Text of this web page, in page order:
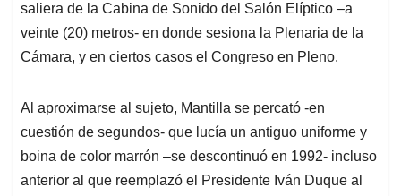
saliera de la Cabina de Sonido del Salón Elíptico –a
veinte (20) metros- en donde sesiona la Plenaria de la
Cámara, y en ciertos casos el Congreso en Pleno.
Al aproximarse al sujeto, Mantilla se percató -en
cuestión de segundos- que lucía un antiguo uniforme y
boina de color marrón –se descontinuó en 1992- incluso
anterior al que reemplazó el Presidente Iván Duque al